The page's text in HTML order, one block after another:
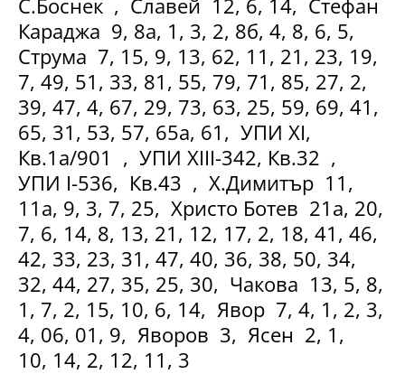
Караджа 9, 8а, 1, 3, 2, 8б, 4, 8, 6, 5,
Струма 7, 15, 9, 13, 62, 11, 21, 23, 19,
7, 49, 51, 33, 81, 55, 79, 71, 85, 27, 2,
39, 47, 4, 67, 29, 73, 63, 25, 59, 69, 41,
65, 31, 53, 57, 65а, 61, УПИ XI,
Кв.1а/901 , УПИ XIII-342, Кв.32 ,
УПИ І-536, Кв.43 , Х.Димитър 11,
11а, 9, 3, 7, 25, Христо Ботев 21а, 20,
7, 6, 14, 8, 13, 21, 12, 17, 2, 18, 41, 46,
42, 33, 23, 31, 47, 40, 36, 38, 50, 34,
32, 44, 27, 35, 25, 30, Чакова 13, 5, 8,
1, 7, 2, 15, 10, 6, 14, Явор 7, 4, 1, 2, 3,
4, 06, 01, 9, Яворов 3, Ясен 2, 1,
10, 14, 2, 12, 11, 3